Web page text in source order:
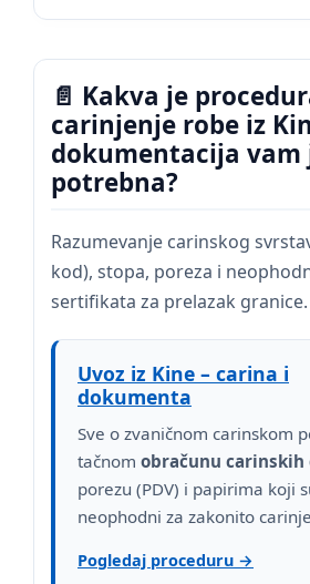
📄 Kakva je
carinjenje robe iz
dokumentacija vam
potrebna?
Razumevanje carinskog
kod), stopa, poreza i
sertifikata za prelazak granice.
Uvoz iz Kine – carina i
dokumenta
Sve o zvaničnom carinskom
tačnom obračunu carinskih
porezu (PDV) i papirima koji
neophodni za zakonito
Pogledaj proceduru →